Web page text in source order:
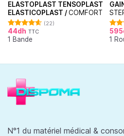
ELASTOPLAST TENSOPLAST
ELASTICOPLAST /COMFORT
Note4.64
sur 5
(22)
44dh TTC
1 Bande
Note
3.50
595
1
N°1 du matériel médical &